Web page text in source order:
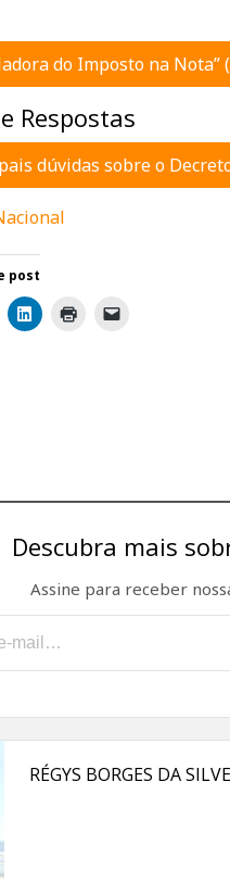
do Imposto na Nota”
Respostas
dúvidas sobre o
post
Descubra mais
Assine para receber
RÉGYS BORGES DA